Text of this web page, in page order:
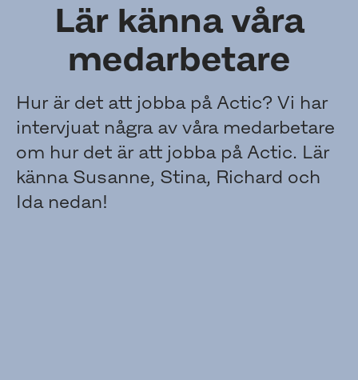
Lär känna våra
medarbetare
Hur är det att jobba på Actic? Vi har
intervjuat några av våra medarbetare
om hur det är att jobba på Actic. Lär
känna Susanne, Stina, Richard och
Ida nedan!